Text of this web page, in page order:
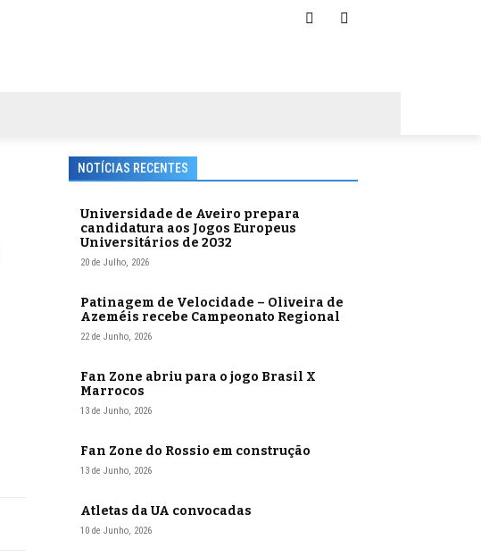
NOTÍCIAS RECENTES
Universidade de Aveiro prepara
candidatura aos Jogos Europeus
Universitários de 2032
20 de Julho, 2026
Patinagem de Velocidade – Oliveira de
Azeméis recebe Campeonato Regional
22 de Junho, 2026
Fan Zone abriu para o jogo Brasil X
Marrocos
13 de Junho, 2026
Fan Zone do Rossio em construção
13 de Junho, 2026
Atletas da UA convocadas
10 de Junho, 2026